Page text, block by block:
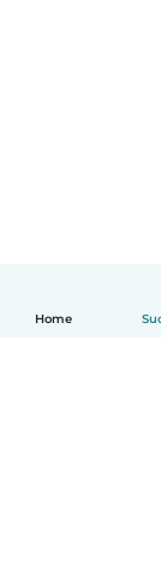
Home